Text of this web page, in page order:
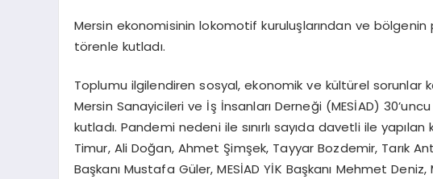
Mersin ekonomisinin lokomotif kuruluşlarından ve bölgenin
törenle kutladı.
Toplumu ilgilendiren sosyal, ekonomik ve kültürel sorunlar
Mersin Sanayicileri ve İş İnsanları Derneği (MESİAD)
kutladı. Pandemi nedeni ile sınırlı sayıda davetli ile
Timur, Ali Doğan, Ahmet Şimşek, Tayyar Bozdemir, Tarık
Başkanı Mustafa Güler, MESİAD YİK Başkanı Mehmet Deniz,